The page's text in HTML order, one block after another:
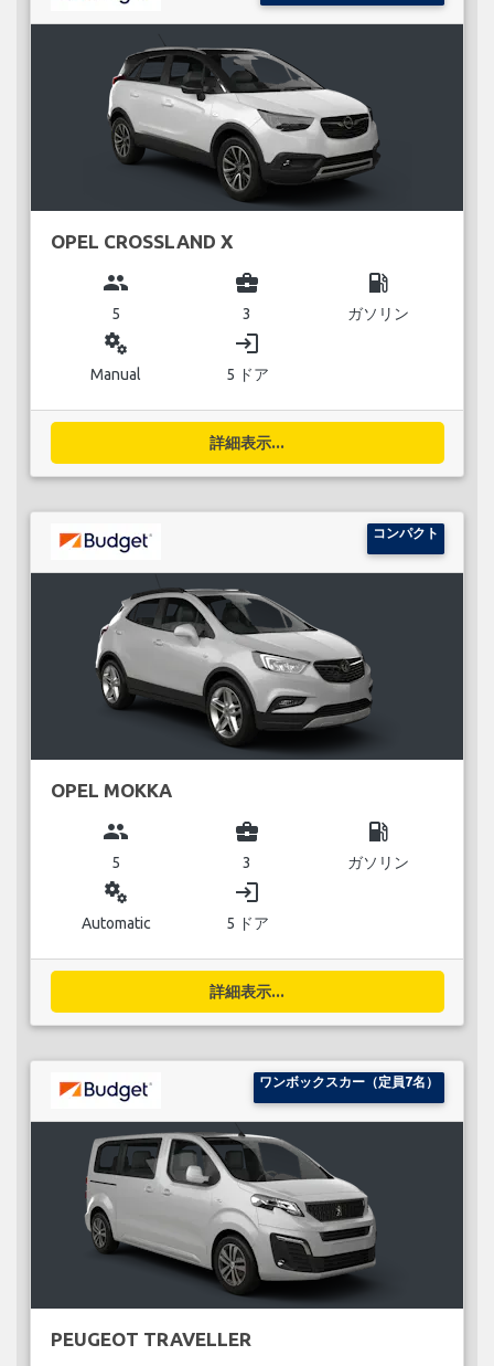
OPEL CROSSLAND X
group
5
business_center
3
local_gas_station
ガソリン
miscellaneous_services
Manual
login
5 ドア
詳細表示...
コンパクト
OPEL MOKKA
group
5
business_center
3
local_gas_station
ガソリン
miscellaneous_services
Automatic
login
5 ドア
詳細表示...
ワンボックスカー（定員7名）
PEUGEOT TRAVELLER